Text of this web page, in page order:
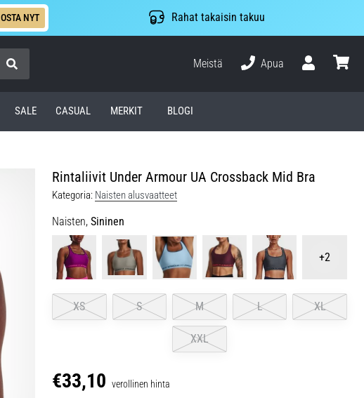
OSTA NYT Rahat takaisin takuu
Meistä
Apua
SALE CASUAL MERKIT BLOGI
Rintaliivit Under Armour UA Crossback Mid Bra
Kategoria: Naisten alusvaatteet
Naisten, Sininen
+2
XS S M L XL
XXL
€33,10 verollinen hinta